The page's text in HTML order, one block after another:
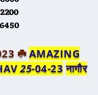
☘️AMAZING
25-04-23 नागौर